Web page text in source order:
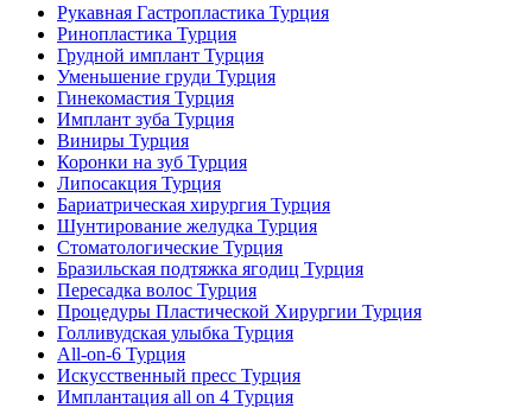
Рукавная Гастропластика Турция
Ринопластика Турция
Грудной имплант Турция
Уменьшение груди Турция
Гинекомастия Турция
Имплант зуба Турция
Виниры Турция
Коронки на зуб Турция
Липосакция Турция
Бариатрическая хирургия Турция
Шунтирование желудка Турция
Стоматологические Турция
Бразильская подтяжка ягодиц Турция
Пересадка волос Турция
Процедуры Пластической Хирургии Турция
Голливудская улыбка Турция
All-on-6 Турция
Искусственный пресс Турция
Имплантация all on 4 Турция